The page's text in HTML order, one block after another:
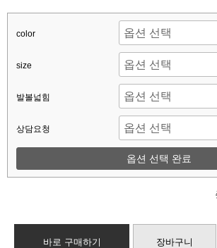
color
size
발볼넓힘
상담요청
옵션 선택 완료
바로 구매하기 장바구니